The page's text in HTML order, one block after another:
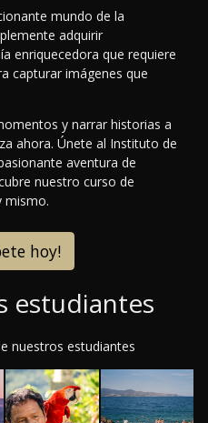
mundo de la
adquirir
enriquecedora que requiere
capturar imágenes que
y narrar historias a
ahora. Únete al Instituto de
aventura de
nuestro curso de
mismo.
hoy!
estudiantes
nuestros estudiantes